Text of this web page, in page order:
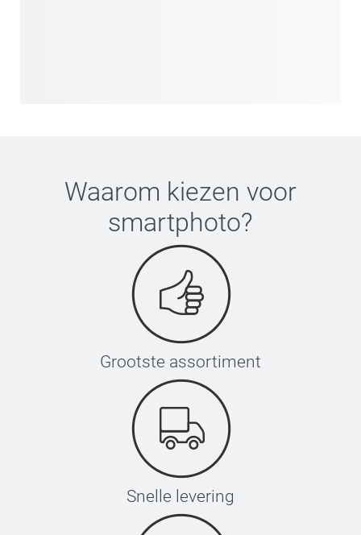
Waarom kiezen voor
smartphoto?
Grootste assortiment
Snelle levering